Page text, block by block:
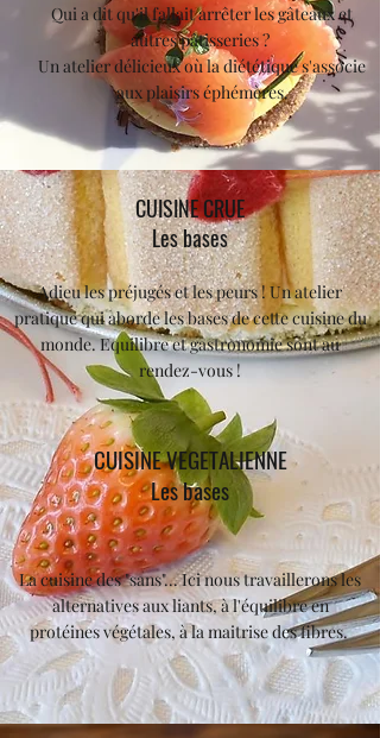
Qui a dit qu'il fallait arrêter lesgâteaux et
autres pâtisseries ?
Un atelier délicieux où la diététique s'associe
aux plaisirs éphémères.
CUISINE CRUE
Les bases
Adieu les préjugés et les peurs ! Un atelier
pratique qui aborde les bases de cette cuisine du
monde. Equilibre et gastronomie sont au
rendez-vous !
CUISINE VEGETALIENNE
Les bases
La cuisine des "sans"... Ici nous travaillerons les
alternatives aux liants, à l'équilibre en
protéinesvégétales, à la maitrise des fibres.